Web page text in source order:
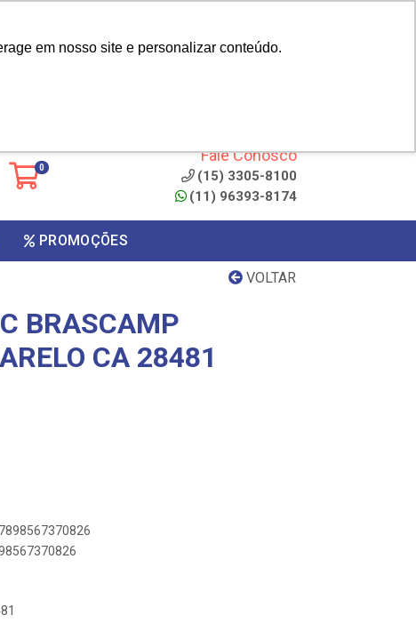
em nosso site e personalizar conteúdo.
0
Fale Conosco
(15) 3305-8100
(11) 96393-8174
PROMOÇÕES
VOLTAR
BRASCAMP
CA 28481